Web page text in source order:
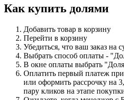
Как купить долями
Добавить товар в корзину
Перейти в корзину
Убедиться, что ваш заказ на
Выбрать способ оплаты -
В окне оплаты выбрать
Оплатить первый платеж
или оформить рассрочку на
пару кликов на этапе